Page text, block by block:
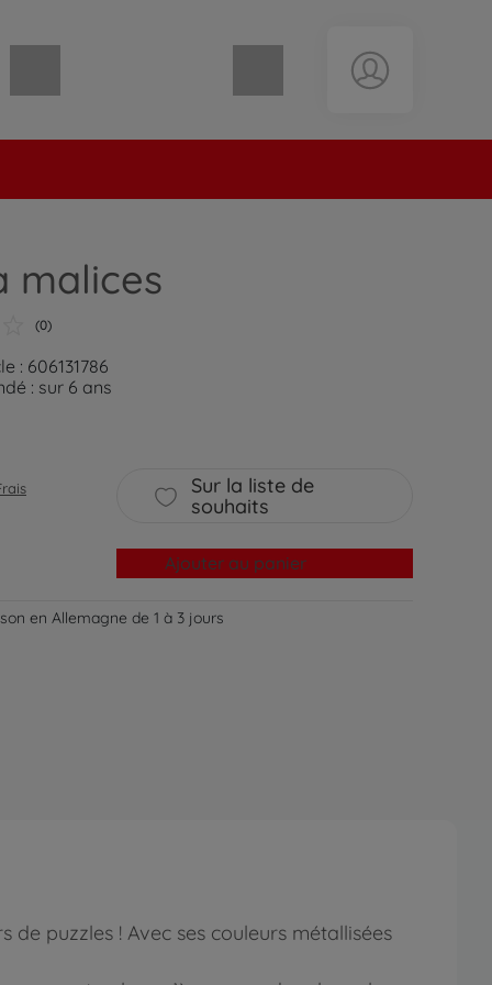
malices
(0)
: 606131786
: sur 6 ans
Sur la liste de
souhaits
Ajouter au panier
en Allemagne de 1 à 3 jours
puzzles ! Avec ses couleurs métallisées